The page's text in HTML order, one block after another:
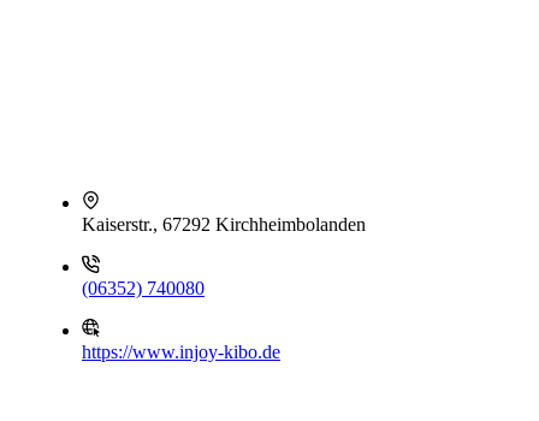
Kaiserstr., 67292 Kirchheimbolanden
(06352) 740080
https://www.injoy-kibo.de